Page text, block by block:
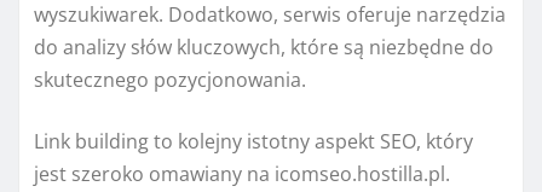
wyszukiwarek. Dodatkowo, serwis oferuje narzędzia
do analizy słów kluczowych, które są niezbędne do
skutecznego pozycjonowania.
Link building to kolejny istotny aspekt SEO, który
jest szeroko omawiany na icomseo.hostilla.pl.